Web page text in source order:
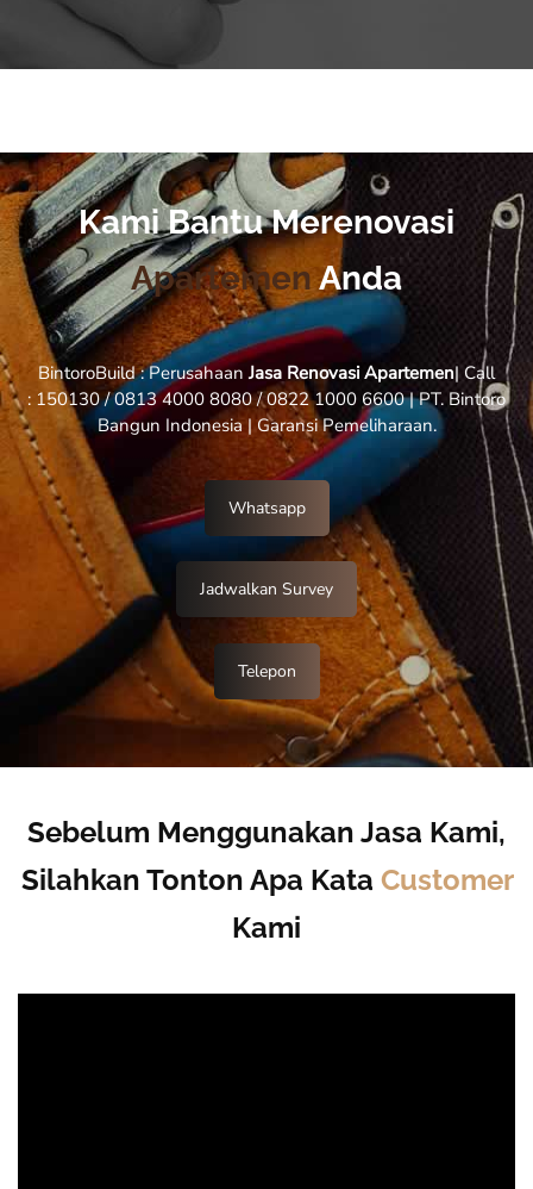
Kami Bantu Merenovasi
ApartemenAnda
BintoroBuild : Perusahaan Jasa Renovasi Apartemen| Call
: 150130 / 0813 4000 8080 / 0822 1000 6600 | PT. Bintoro
Bangun Indonesia | Garansi Pemeliharaan.
Whatsapp
Jadwalkan Survey
Telepon
Sebelum Menggunakan Jasa Kami,
Silahkan Tonton Apa Kata Customer
Kami